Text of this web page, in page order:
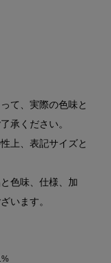
て、実際の色味と
承ください。
上、表記サイズと
色味、仕様、加
います。